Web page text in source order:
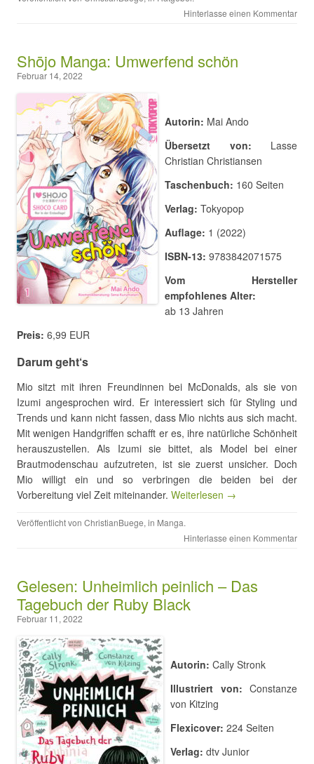
Hinterlasse einen Kommentar
Shōjo Manga: Umwerfend schön
Februar 14, 2022
Autorin: Mai Ando
Übersetzt von: Lasse
Christian Christiansen
Taschenbuch: 160 Seiten
Verlag: Tokyopop
Auflage: 1 (2022)
ISBN-13: 9783842071575
Vom Hersteller
empfohlenes Alter:
ab 13 Jahren
Preis: 6,99 EUR
Darum geht‘s
Mio sitzt mit ihren Freundinnen bei McDonalds, als sie von
Izumi angesprochen wird. Er interessiert sich für Styling und
Trends und kann nicht fassen, dass Mio nichts aus sich macht.
Mit wenigen Handgriffen schafft er es, ihre natürliche Schönheit
herauszustellen. Als Izumi sie bittet, als Model bei einer
Brautmodenschau aufzutreten, ist sie zuerst unsicher. Doch
Mio willigt ein und so verbringen die beiden bei der
Vorbereitung viel Zeit miteinander. Weiterlesen →
Veröffentlicht von ChristianBuege, in Manga.
Hinterlasse einen Kommentar
Gelesen: Unheimlich peinlich – Das
Tagebuch der Ruby Black
Februar 11, 2022
Autorin: Cally Stronk
Illustriert von: Constanze
von Kitzing
Flexicover: 224 Seiten
Verlag: dtv Junior